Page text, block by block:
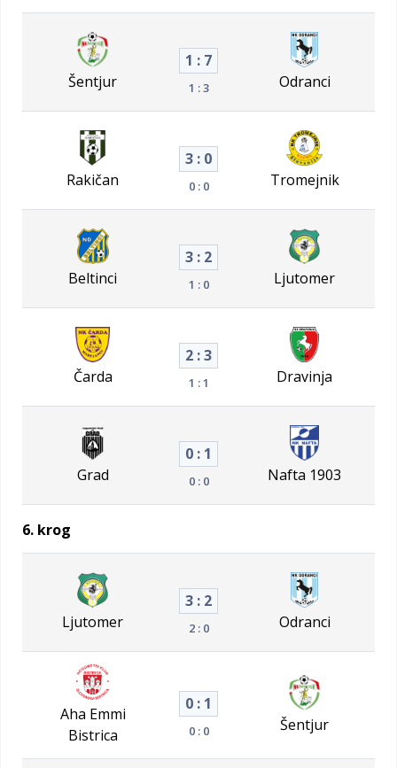
Šentjur
1 : 7
1 : 3 Odranci
Rakičan
3 : 0
0 : 0 Tromejnik
Beltinci
3 : 2
1 : 0 Ljutomer
Čarda
2 : 3
1 : 1 Dravinja
Grad
0 : 1
0 : 0 Nafta 1903
6. krog
Ljutomer
3 : 2
2 : 0 Odranci
Aha Emmi
Bistrica
0 : 1
0 : 0 Šentjur